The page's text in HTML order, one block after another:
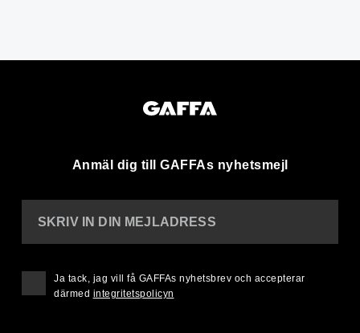
Anmäl dig till GAFFAs nyhetsmejl
SKRIV IN DIN MEJLADRESS
Ja tack, jag vill få GAFFAs nyhetsbrev och accepterar
därmed integritetspolicyn